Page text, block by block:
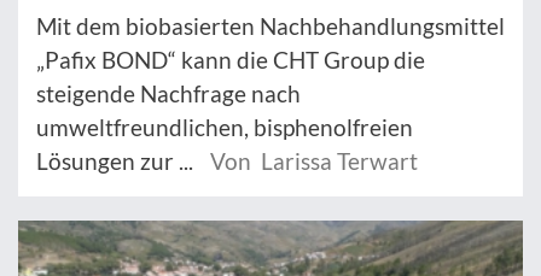
Mit dem biobasierten Nachbehandlungsmittel
„Pafix BOND“ kann die CHT Group die
steigende Nachfrage nach
umweltfreundlichen, bisphenolfreien
Lösungen zur ...
Von Larissa Terwart